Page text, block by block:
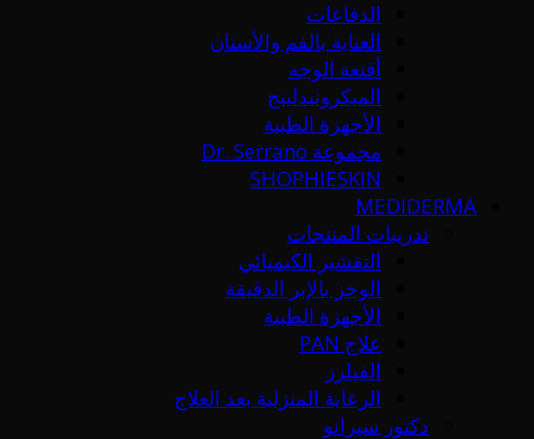
الدفاعات
العناية بالفم والأسنان
أقنعة الوجه
الميكرونيدلينج
الأجهزة الطبية
مجموعة Dr. Serrano
SHOPHIESKIN
MEDIDERMA
تدريبات المنتجات
التقشير الكيميائي
الوخز بالإبر الدقيقة
الأجهزة الطبية
علاج PAN
الفيلرز
الرعاية المنزلية بعد العلاج
دكتور سيرانو